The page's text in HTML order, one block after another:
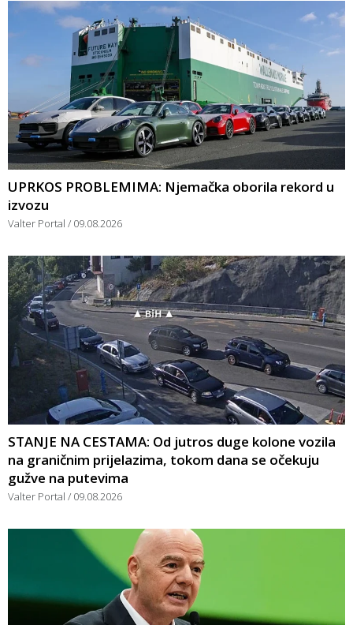
UPRKOS PROBLEMIMA: Njemačka oborila rekord u
izvozu
Valter Portal 09.08.2026
STANJE NA CESTAMA: Od jutros duge kolone vozila
na graničnim prijelazima, tokom dana se očekuju
gužve na putevima
Valter Portal 09.08.2026